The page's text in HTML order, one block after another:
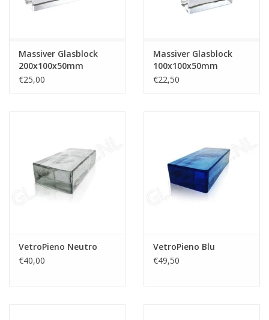
Massiver Glasblock
200x100x50mm
€25,00
Massiver Glasblock
100x100x50mm
€22,50
VetroPieno Neutro
€40,00
VetroPieno Blu
€49,50